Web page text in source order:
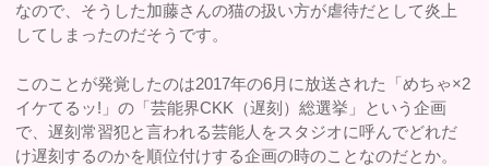
なので、そうした加藤さんの猫の扱い方が虐待だとして炎上
してしまったのだそうです。
このことが発覚したのは2017年の6月に放送された「めちゃ×2
イケてるッ!」の「芸能界CKK（遅刻）総選挙」という企画
で、遅刻常習犯と言われる芸能人をスタジオに呼んでどれだ
け遅刻するのかを順位付けする企画の時のことなのだとか。